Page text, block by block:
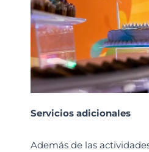
Servicios adicionales
Además de las